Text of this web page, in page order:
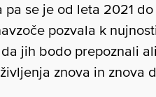
se je od leta 2021
pozvala k
jih bodo prepoznali
znova in znova